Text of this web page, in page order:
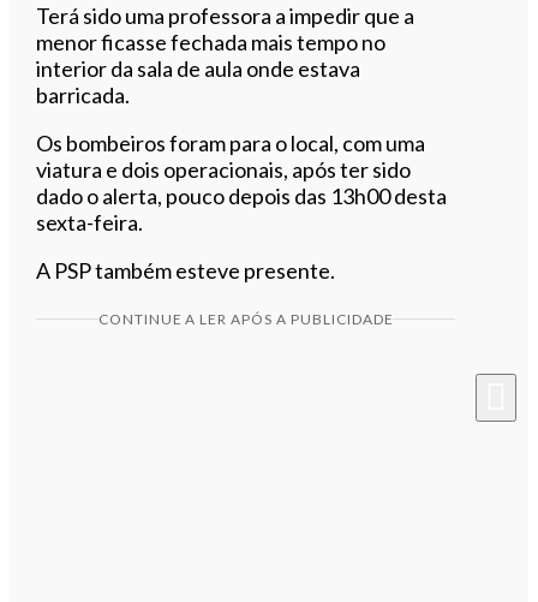
Terá sido uma professora a impedir que a
menor ficasse fechada mais tempo no
interior da sala de aula onde estava
barricada.
Os bombeiros foram para o local, com uma
viatura e dois operacionais, após ter sido
dado o alerta, pouco depois das 13h00 desta
sexta-feira.
A PSP também esteve presente.
CONTINUE A LER APÓS A PUBLICIDADE